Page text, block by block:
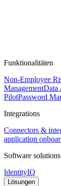
Funktionalitäten
Non-Employee
ManagementData
PilotPassword
Integrations
Connectors &
application
Software solutions
IdentityIQ
Lösungen